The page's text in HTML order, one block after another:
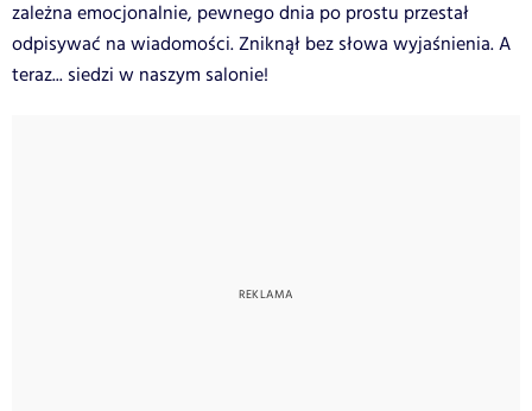
zależna emocjonalnie, pewnego dnia po prostu przestał
odpisywać na wiadomości. Zniknął bez słowa wyjaśnienia. A
teraz... siedzi w naszym salonie!